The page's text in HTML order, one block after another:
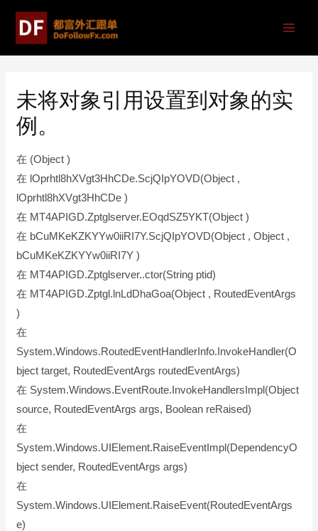
未将对象引用设置到对象的实
例。
在 (Object )
在 lOprhtl8hXVgt3HhCDe.ScjQIpYOVD(Object ,
lOprhtl8hXVgt3HhCDe )
在 MT4APIGD.Zptglserver.EOqdSZ5YKT(Object )
在 bCuMKeKZKYYw0iiRI7Y.ScjQIpYOVD(Object , Object ,
bCuMKeKZKYYw0iiRI7Y )
在 MT4APIGD.Zptglserver..ctor(String ptid)
在 MT4APIGD.Zptgl.lnLdDhaGoa(Object , RoutedEventArgs
)
在
System.Windows.RoutedEventHandlerInfo.InvokeHandler(O
bject target, RoutedEventArgs routedEventArgs)
在 System.Windows.EventRoute.InvokeHandlersImpl(Object
source, RoutedEventArgs args, Boolean reRaised)
在
System.Windows.UIElement.RaiseEventImpl(DependencyO
bject sender, RoutedEventArgs args)
在
System.Windows.UIElement.RaiseEvent(RoutedEventArgs
e)